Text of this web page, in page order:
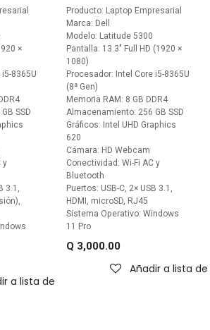
×
8365U
SSD
y
3.1,
a lista de deseos
Producto: Laptop Empresarial
Marca: Dell
Modelo: Latitude 5300
Pantalla: 13.3" Full HD (1920 ×
1080)
Procesador: Intel Core i5-8365U
(8ª Gen)
Memoria RAM: 8 GB DDR4
Almacenamiento: 256 GB SSD
Gráficos: Intel UHD Graphics
620
Cámara: HD Webcam
Conectividad: Wi-Fi AC y
Bluetooth
Puertos: USB-C, 2× USB 3.1,
HDMI, microSD, RJ45
Sistema Operativo: Windows
11 Pro
Q 3,000.00
Añadir a lista